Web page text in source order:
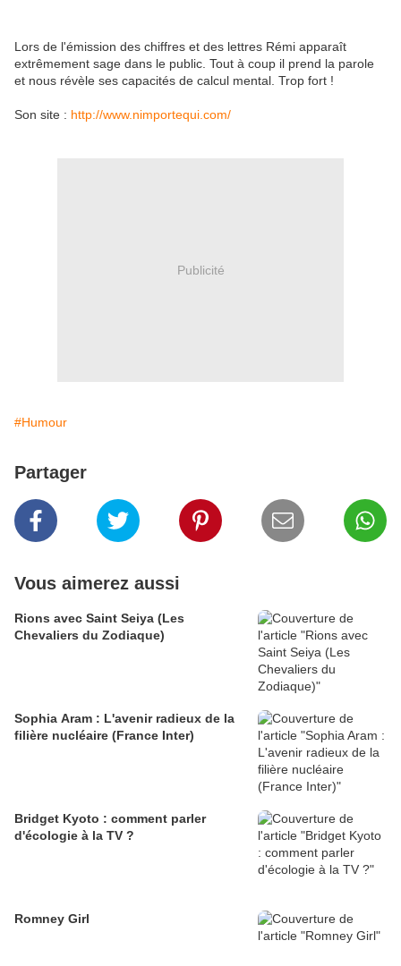
Lors de l'émission des chiffres et des lettres Rémi apparaît
extrêmement sage dans le public. Tout à coup il prend la parole
et nous révèle ses capacités de calcul mental. Trop fort !
Son site : http://www.nimportequi.com/
Publicité
#Humour
Partager
Vous aimerez aussi
Rions avec Saint Seiya (Les
Chevaliers du Zodiaque)
Sophia Aram : L'avenir radieux de la
filière nucléaire (France Inter)
Bridget Kyoto : comment parler
d'écologie à la TV ?
Romney Girl